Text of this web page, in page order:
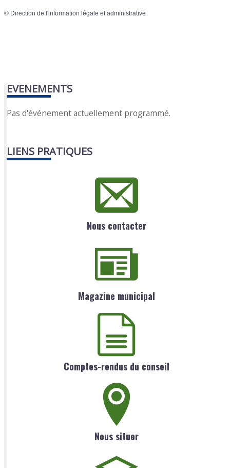
© Direction de l'information légale et administrative
EVENEMENTS
Pas d'événement actuellement programmé.
LIENS PRATIQUES
Nous contacter
Magazine municipal
Comptes-rendus du conseil
Nous situer